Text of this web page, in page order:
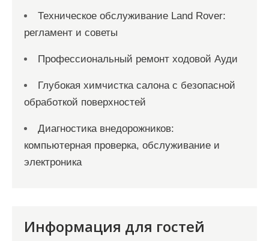
Техническое обслуживание Land Rover:
регламент и советы
Профессиональный ремонт ходовой Ауди
Глубокая химчистка салона с безопасной
обработкой поверхностей
Диагностика внедорожников:
компьютерная проверка, обслуживание и
электроника
Информация для гостей